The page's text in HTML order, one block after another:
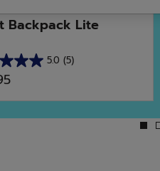
Backpack Lite
5.0 (5)